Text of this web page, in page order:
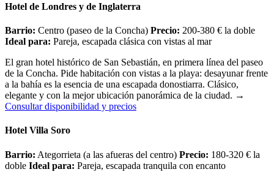
Hotel de Londres y de Inglaterra
Barrio: Centro (paseo de la Concha) Precio: 200-380 € la doble
Ideal para: Pareja, escapada clásica con vistas al mar
El gran hotel histórico de San Sebastián, en primera línea del paseo
de la Concha. Pide habitación con vistas a la playa: desayunar frente
a la bahía es la esencia de una escapada donostiarra. Clásico,
elegante y con la mejor ubicación panorámica de la ciudad. →
Consultar disponibilidad y precios
Hotel Villa Soro
Barrio: Ategorrieta (a las afueras del centro) Precio: 180-320 € la
doble Ideal para: Pareja, escapada tranquila con encanto